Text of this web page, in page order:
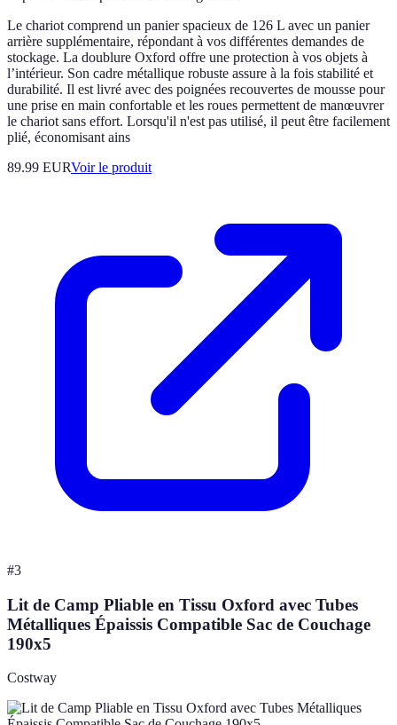
Le chariot comprend un panier spacieux de 126 L avec un panier
arrière supplémentaire, répondant à vos différentes demandes de
stockage. La doublure Oxford offre une protection à vos objets à
l’intérieur. Son cadre métallique robuste assure à la fois stabilité et
durabilité. Il est livré avec des poignées recouvertes de mousse pour
une prise en main confortable et les roues permettent de manœuvrer
le chariot sans effort. Lorsqu'il n'est pas utilisé, il peut être facilement
plié, économisant ains
89.99 EURVoir le produit
#3
Lit de Camp Pliable en Tissu Oxford avec Tubes
Métalliques Épaissis Compatible Sac de Couchage
190x5
Costway